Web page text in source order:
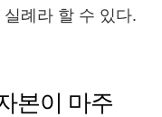
례라 할 수 있다.
본이 마주